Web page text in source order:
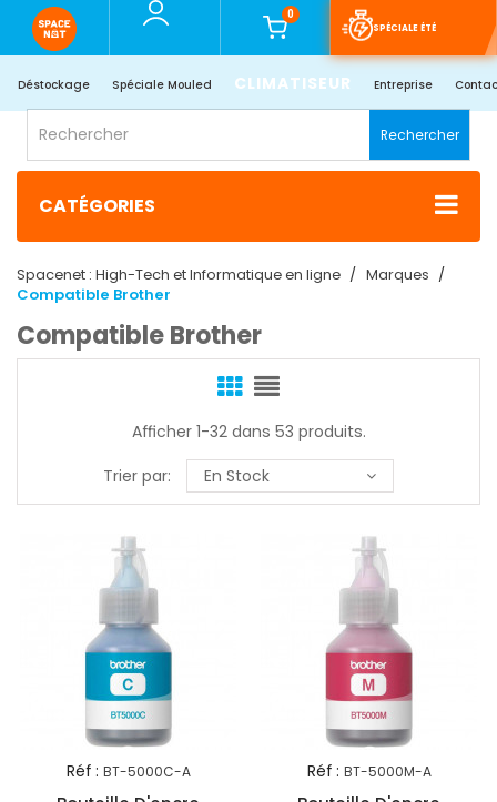
0
SPÉCIALE ÉTÉ
Déstockage Spéciale Mouled CLIMATISEUR Entreprise
Rechercher
CATÉGORIES
Spacenet : High-Tech et Informatique en ligne
Marques
Compatible Brother
Compatible Brother
Afficher 1-32 dans 53 produits.
Trier par:
En Stock
Réf : BT-5000C-A Réf : BT-5000M-A